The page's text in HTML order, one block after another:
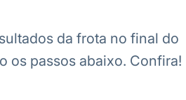
da frota no final do
os passos abaixo. Confira!